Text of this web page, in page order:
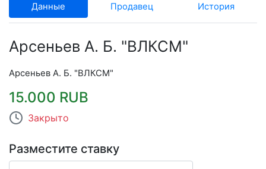
Данные Продавец История
Арсеньев А. Б. "ВЛКСМ"
Арсеньев А. Б. "ВЛКСМ"
15.000 RUB
Закрыто
Разместите ставку